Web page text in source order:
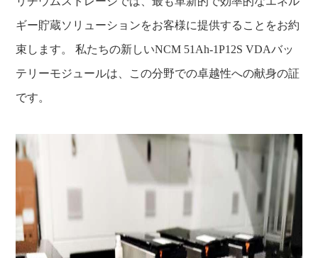
ギー貯蔵ソリューションをお客様に提供することをお約
束します。 私たちの新しいNCM 51Ah-1P12S VDAバッ
テリーモジュールは、この分野での卓越性への献身の証
です。